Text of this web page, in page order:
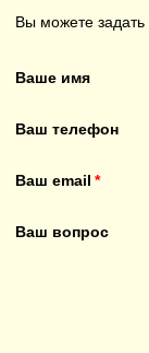
Вы можете
Ваше имя
Ваш телефон
Ваш email
Ваш вопрос